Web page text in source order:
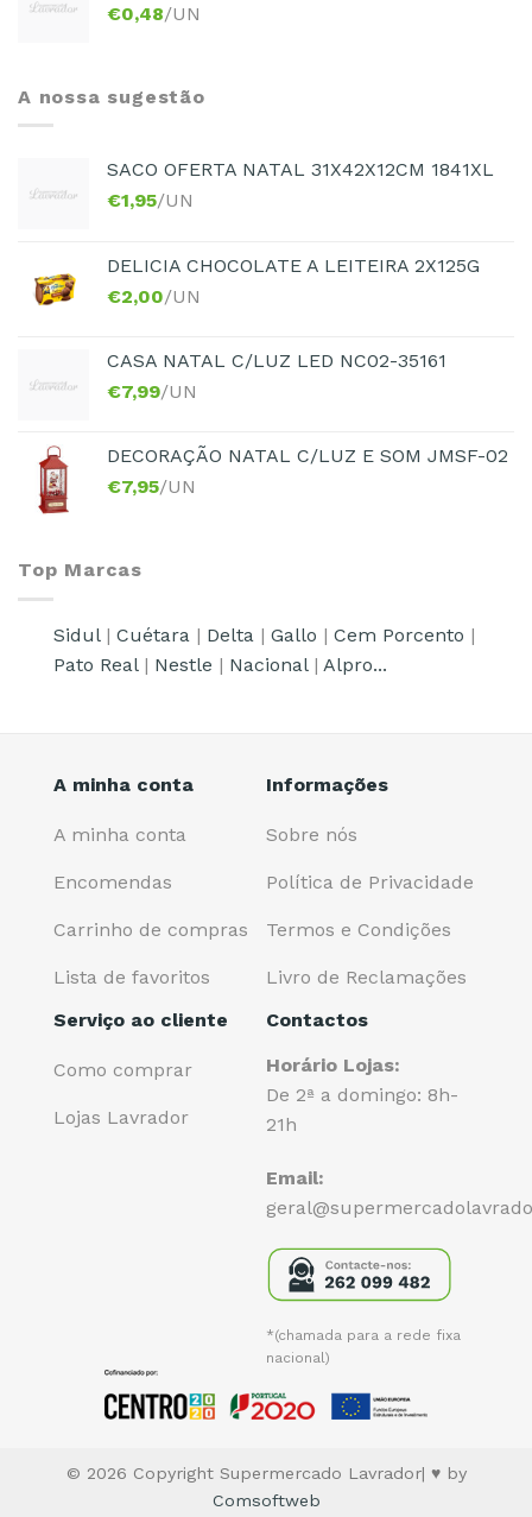
€0,48/UN
A nossa sugestão
SACO OFERTA NATAL 31X42X12CM 1841XL
€1,95/UN
DELICIA CHOCOLATE A LEITEIRA 2X125G
€2,00/UN
CASA NATAL C/LUZ LED NC02-35161
€7,99/UN
DECORAÇÃO NATAL C/LUZ E SOM JMSF-02
€7,95/UN
Top Marcas
Sidul| Cuétara | Delta | Gallo | Cem Porcento |
Pato Real| Nestle | Nacional| Alpro...
A minha conta
A minha conta
Encomendas
Carrinho de compras
Lista de favoritos
Informações
Sobre nós
Política de Privacidade
Termos e Condições
Livro de Reclamações
Serviço ao cliente
Como comprar
Lojas Lavrador
Contactos
Horário Lojas:
De 2ª a domingo: 8h-
21h
Email:
*(chamada para a rede fixa
nacional)
© 2026 Copyright Supermercado Lavrador| ♥ by
Comsoftweb